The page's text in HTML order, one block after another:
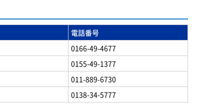
電話番号
0166-49-4677
0155-49-1377
011-889-6730
0138-34-5777